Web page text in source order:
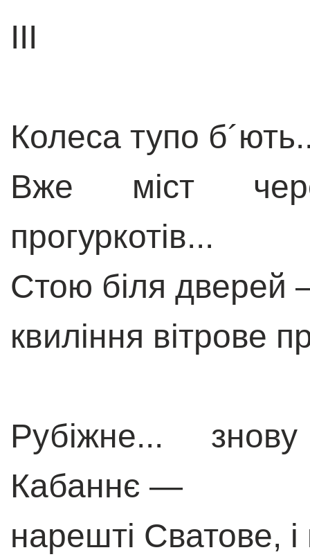
III
Колеса тупо
Вже міст
прогуркотів...
Стою біля дверей
квиління вітрове
Рубіжне...
Кабаннє —
нарешті Сватове,